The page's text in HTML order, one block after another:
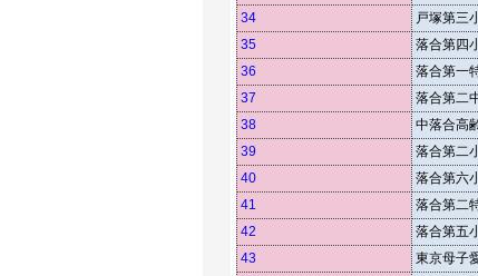
34 戸塚第三
35
落合第四
36
落合第一
37
落合第二
38
中落合高
39
落合第二
40
落合第六
41
落合第二
42
落合第五
43
東京母子